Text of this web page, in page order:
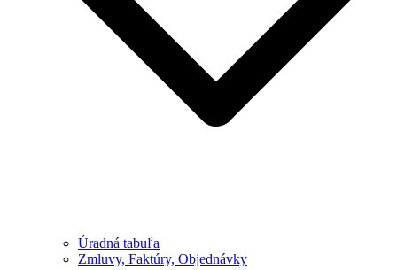
Úradná tabuľa
Zmluvy, Faktúry, Objednávky